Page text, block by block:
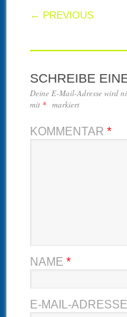
POST
← PREVIOUS
SCHREIBE
Deine E-Mail-Adresse wird
mit * markiert
KOMMENTAR *
NAME *
E-MAIL-ADRESSE